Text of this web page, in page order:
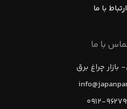
ارتباط با ما
با ما
بازار چراغ برق
۹۶۲۷۹۶۷